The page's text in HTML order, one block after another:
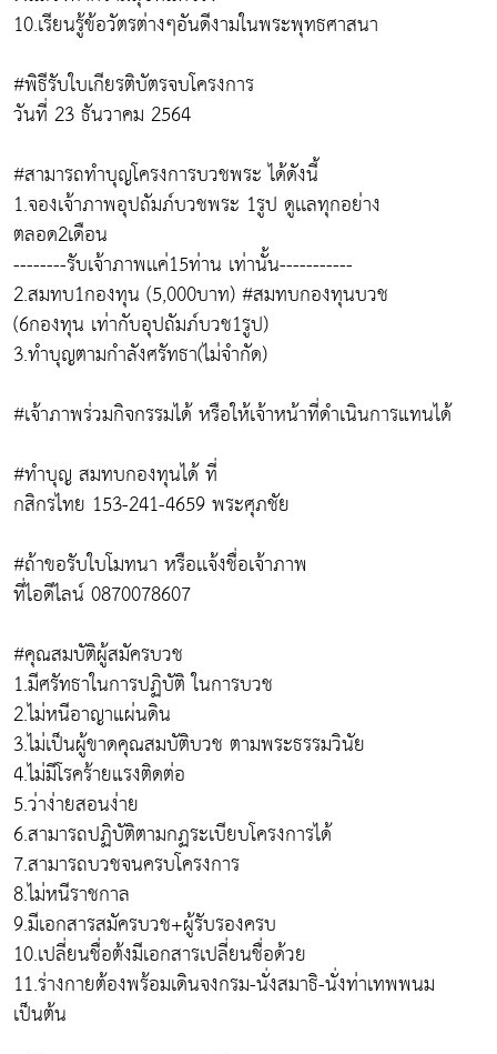
10.เรียนรู้ข้อวัตรต่างๆอันดีงามในพระพุทธศาสนา
#พิธีรับใบเกียรติบัตรจบโครงการ
วันที่ 23 ธันวาคม 2564
#สามารถทำบุญโครงการบวชพระ ได้ดังนี้
1.จองเจ้าภาพอุปถัมภ์บวชพระ 1รูป ดูเเลทุกอย่าง
ตลอด2เดือน
--------รับเจ้าภาพเเค่15ท่าน เท่านั้น-----------
2.สมทบ1กองทุน (5,000บาท) #สมทบกองทุนบวช
(6กองทุน เท่ากับอุปถัมภ์บวช1รูป)
3.ทำบุญตามกำลังศรัทธา(ไม่จำกัด)
#เจ้าภาพร่วมกิจกรรมได้ หรือให้เจ้าหน้าที่ดำเนินการแทนได้
#ทำบุญ สมทบกองทุนได้ ที่
กสิกรไทย 153-241-4659 พระศุภชัย
#ถ้าขอรับใบโมทนา หรือเเจ้งชื่อเจ้าภาพ
ที่ไอดีไลน์ 0870078607
#คุณสมบัติผู้สมัครบวช
1.มีศรัทธาในการปฏิบัติ ในการบวช
2.ไม่หนีอาญาแผ่นดิน
3.ไม่เป็นผู้ขาดคุณสมบัติบวช ตามพระธรรมวินัย
4.ไม่มีโรคร้ายแรงติดต่อ
5.ว่าง่ายสอนง่าย
6.สามารถปฏิบัติตามกฏระเบียบโครงการได้
7.สามารถบวชจนครบโครงการ
8.ไม่หนีราชกาล
9.มีเอกสารสมัครบวช+ผู้รับรองครบ
10.เปลี่ยนชื่อต้งมีเอกสารเปลี่ยนชื่อด้วย
11.ร่างกายต้องพร้อมเดินจงกรม-นั่งสมาธิ-นั่งท่าเทพพนม
เป็นต้น